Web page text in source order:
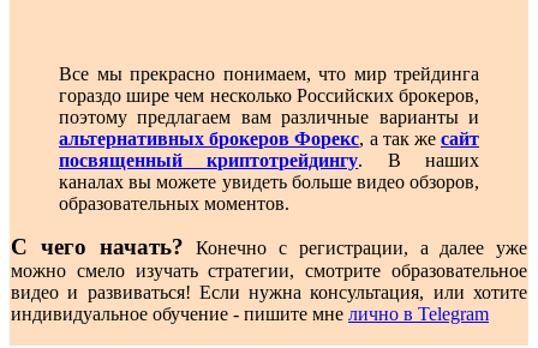
Все мы прекрасно понимаем, что мир трейдинга
гораздо шире чем несколько Российских брокеров,
поэтому предлагаем вам различные варианты и
альтернативных брокеров Форекс, а так жесайт
посвященный криптотрейдингу. В наших
каналах вы можете увидеть больше видео обзоров,
образовательных моментов.
С чего начать?Конечно с регистрации, а далее уже
можно смело изучать стратегии, смотрите образовательное
видео и развиваться! Если нужна консультация, или хотите
индивидуальное обучение - пишите мне лично в Telegram